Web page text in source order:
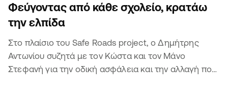
Φεύγοντας από κάθε σχολείο, κρατάω
την ελπίδα
Στο πλαίσιο του Safe Roads project, ο Δημήτρης
Αντωνίου συζητά με τον Κώστα και τον Μάνο
Στεφανή για την οδική ασφάλεια και την αλλαγή που